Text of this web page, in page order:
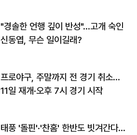
"경솔한 언행 깊이 반성"…고개 숙인
신동엽, 무슨 일이길래?
프로야구, 주말까지 전 경기 취소…
11일 재개·오후 7시 경기 시작
태풍 '돌핀'·'찬홈' 한반도 빗겨간다…